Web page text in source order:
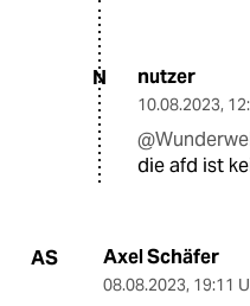
N nutzer
10.08.2023,
die afd ist
AS Axel Schäfer
08.08.2023, 19:11